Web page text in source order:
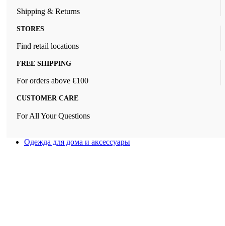
Shipping & Returns
STORES
Find retail locations
FREE SHIPPING
For orders above €100
CUSTOMER CARE
For All Your Questions
Одежда для дома и аксессуары